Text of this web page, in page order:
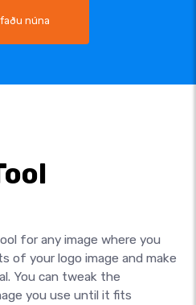
núna
for any image where you
of your logo image and make
You can tweak the
you use until it fits